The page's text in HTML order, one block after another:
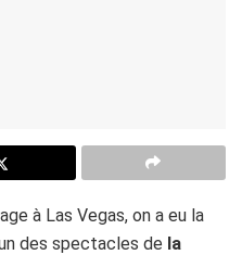
à Las Vegas, on a eu la
des spectacles de la